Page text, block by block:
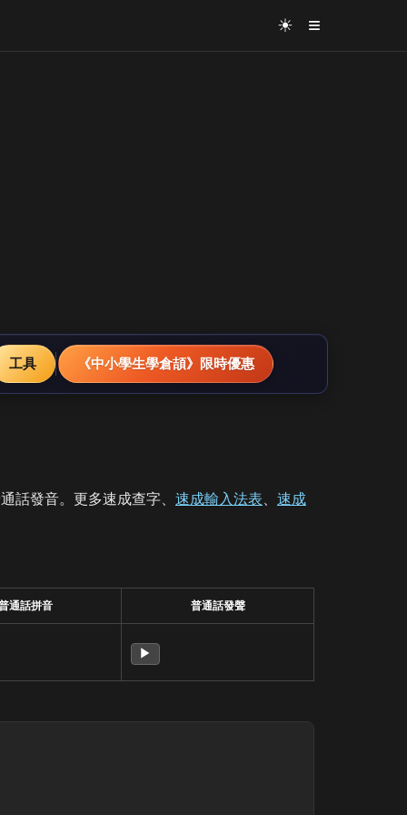
☀ ≡
工具 《中小學生學倉頡》限時優惠
話發音。更多速成查字、 速成輸入法表、 速成
通話拼音 普通話發聲
▶